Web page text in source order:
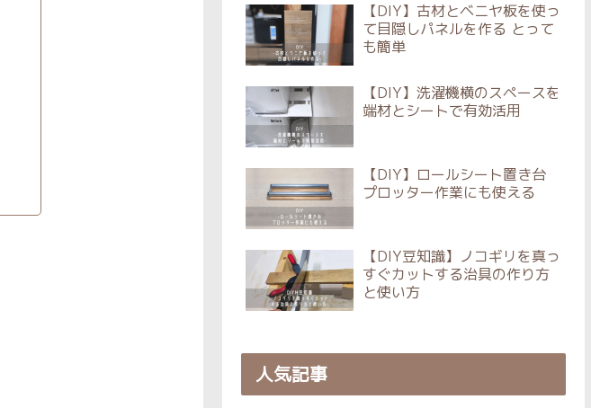
【DIY】古材とベニヤ板を使っ
て目隠しパネルを作る とって
も簡単
【DIY】洗濯機横のスペースを
端材とシートで有効活用
【DIY】ロールシート置き台
プロッター作業にも使える
【DIY豆知識】ノコギリを真っ
すぐカットする治具の作り方
と使い方
人気記事